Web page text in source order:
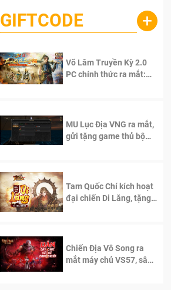
GIFTCODE +
Võ Lâm Truyền Kỳ 2.0
PC chính thức ra mắt:
MU Lục Địa VNG ra mắt,
gửi tặng game thủ bộ
Tam Quốc Chí kích hoạt
đại chiến Di Lăng, tặng
Chiến Địa Vô Song ra
mắt máy chủ VS57, sân